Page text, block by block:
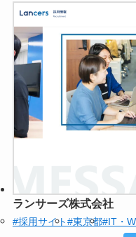
ランサーズ株式会社
#採用サイト#東京都#IT・